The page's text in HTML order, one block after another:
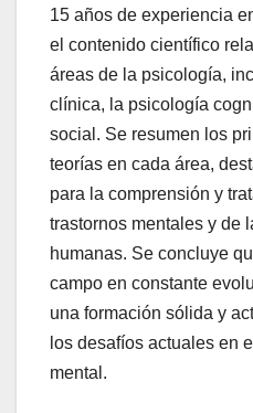
15 años de experiencia
el contenido científico
áreas de la psicología,
clínica, la psicología
social. Se resumen los
teorías en cada área,
para la comprensión y
trastornos mentales y de
humanas. Se concluye
campo en constante
una formación sólida y
los desafíos actuales en
mental.